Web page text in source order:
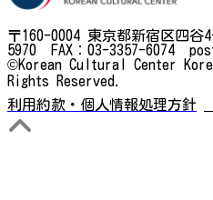
〒160-0004 東京都新宿区四
5970 FAX：03-3357-6074
©Korean Cultural Center
Rights Reserved.
利用約款・個人情報処理方針